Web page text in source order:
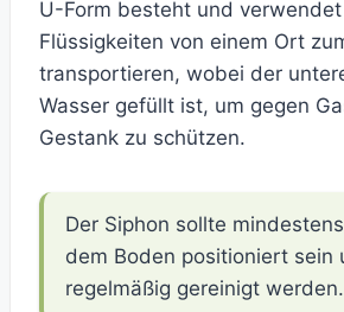
U-Form besteht und
Flüssigkeiten von einem Ort
transportieren, wobei der
Wasser gefüllt ist, um gegen
Gestank zu schützen.
Der Siphon sollte
dem Boden positioniert sein
regelmäßig gereinigt werden.